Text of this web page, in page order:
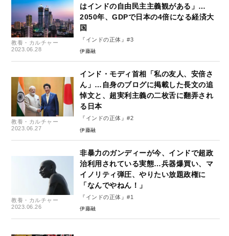
教養・カルチャー
2023.06.28
はインドの自由民主主義観がある」…
2050年、GDPで日本の4倍になる経済大
国
『インドの正体』#3
伊藤融
教養・カルチャー
2023.06.27
インド・モディ首相「私の友人、安倍さ
ん」…自身のブログに掲載した長文の追
悼文と、超実利主義の二枚舌に翻弄され
る日本
『インドの正体』#2
伊藤融
教養・カルチャー
2023.06.26
非暴力のガンディーが今、インドで超政
治利用されている実態…兵器爆買い、マ
イノリティ弾圧、やりたい放題政権に
「なんでやねん！」
『インドの正体』#1
伊藤融